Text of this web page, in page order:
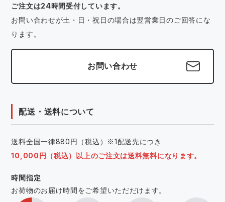
ご注文は24時間受付しています。
お問い合わせが土・日・祝日の場合は翌営業日のご回答にな
ります。
お問い合わせ
配送・送料について
送料全国一律880円（税込）※1配送先につき
10,000円（税込）以上のご注文は送料無料になります。
時間指定
お荷物のお届け時間をご希望いただだけます。